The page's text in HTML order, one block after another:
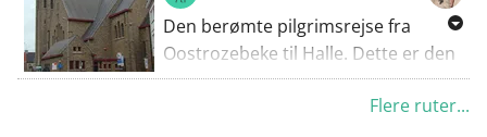
Den berømte pilgrimsrejse fra
Oostrozebeke til Halle. Dette er den
korteste vej, du kan tage. Derfor går
Flere ruter...